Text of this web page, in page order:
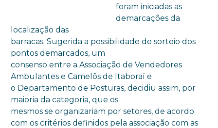
foram iniciadas as
demarcações da
localização das
barracas. Sugerida a possibilidade de sorteio dos
pontos demarcados, um
consenso entre a Associação de Vendedores
Ambulantes e Camelôs de Itaboraí e
o Departamento de Posturas, decidiu assim, por
maioria da categoria, que os
mesmos se organizariam por setores, de acordo
com os critérios definidos pela associação com as